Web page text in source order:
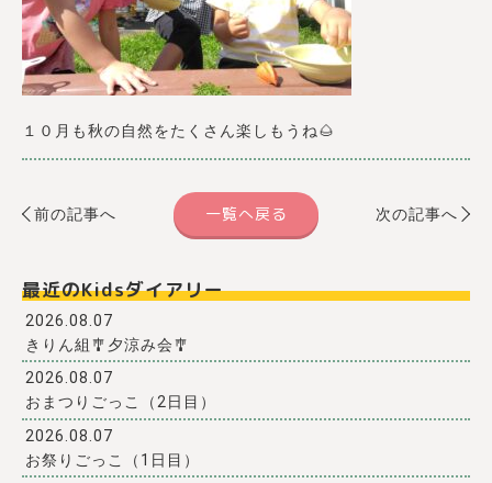
１０月も秋の自然をたくさん楽しもうね🌰
前の記事へ 一覧へ戻る 次の記事へ
最近のKidsダイアリー
2026.08.07
きりん組🎐夕涼み会🎐
2026.08.07
おまつりごっこ（2日目）
2026.08.07
お祭りごっこ（1日目）